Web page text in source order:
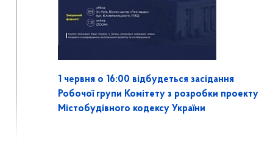
1 червня о 16:00 відбудеться засідання
Робочої групи Комітету з розробки проекту
Містобудівного кодексу України